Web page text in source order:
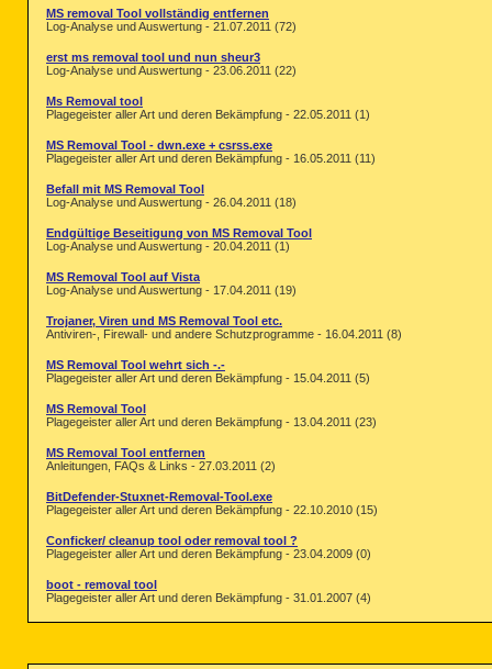
MS removal Tool vollständig entfernen
Log-Analyse und Auswertung - 21.07.2011 (72)
erst ms removal tool und nun sheur3
Log-Analyse und Auswertung - 23.06.2011 (22)
Ms Removal tool
Plagegeister aller Art und deren Bekämpfung - 22.05.2011 (1)
MS Removal Tool - dwn.exe + csrss.exe
Plagegeister aller Art und deren Bekämpfung - 16.05.2011 (11)
Befall mit MS Removal Tool
Log-Analyse und Auswertung - 26.04.2011 (18)
Endgültige Beseitigung von MS Removal Tool
Log-Analyse und Auswertung - 20.04.2011 (1)
MS Removal Tool auf Vista
Log-Analyse und Auswertung - 17.04.2011 (19)
Trojaner, Viren und MS Removal Tool etc.
Antiviren-, Firewall- und andere Schutzprogramme - 16.04.2011 (8)
MS Removal Tool wehrt sich -.-
Plagegeister aller Art und deren Bekämpfung - 15.04.2011 (5)
MS Removal Tool
Plagegeister aller Art und deren Bekämpfung - 13.04.2011 (23)
MS Removal Tool entfernen
Anleitungen, FAQs & Links - 27.03.2011 (2)
BitDefender-Stuxnet-Removal-Tool.exe
Plagegeister aller Art und deren Bekämpfung - 22.10.2010 (15)
Conficker/ cleanup tool oder removal tool ?
Plagegeister aller Art und deren Bekämpfung - 23.04.2009 (0)
boot - removal tool
Plagegeister aller Art und deren Bekämpfung - 31.01.2007 (4)